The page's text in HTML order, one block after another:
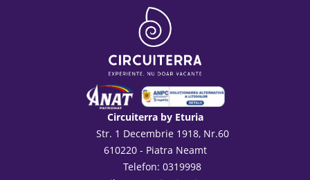
Circuiterra by Eturia
Str. 1 Decembrie 1918, Nr.60
610220 - Piatra Neamt
Telefon: 0319998